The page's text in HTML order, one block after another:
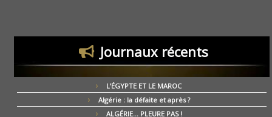
Journaux récents
L’ÉGYPTE ET LE MAROC
Algérie : la défaite et après ?
ALGÉRIE… PLEURE PAS !